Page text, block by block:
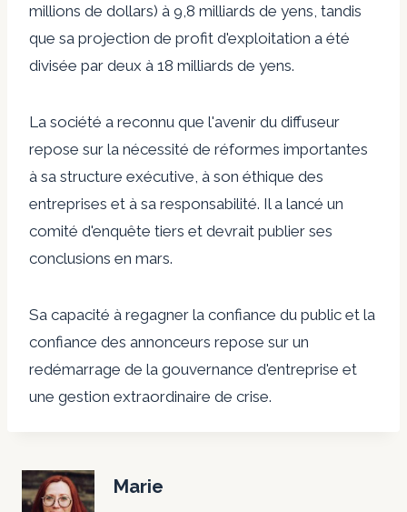
millions de dollars) à 9,8 milliards de yens, tandis
que sa projection de profit d'exploitation a été
divisée par deux à 18 milliards de yens.
La société a reconnu que l'avenir du diffuseur
repose sur la nécessité de réformes importantes
à sa structure exécutive, à son éthique des
entreprises et à sa responsabilité. Il a lancé un
comité d'enquête tiers et devrait publier ses
conclusions en mars.
Sa capacité à regagner la confiance du public et la
confiance des annonceurs repose sur un
redémarrage de la gouvernance d'entreprise et
une gestion extraordinaire de crise.
Marie